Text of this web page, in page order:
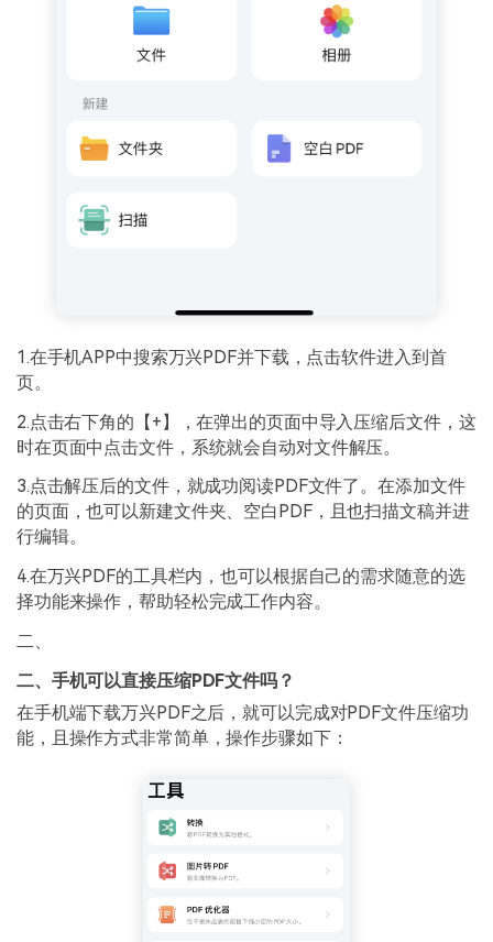
1.在手机APP中搜索万兴PDF并下载，点击软件进入到首
页。
2.点击右下角的【+】，在弹出的页面中导入压缩后文件，这
时在页面中点击文件，系统就会自动对文件解压。
3.点击解压后的文件，就成功阅读PDF文件了。在添加文件
的页面，也可以新建文件夹、空白PDF，且也扫描文稿并进
行编辑。
4.在万兴PDF的工具栏内，也可以根据自己的需求随意的选
择功能来操作，帮助轻松完成工作内容。
二、
二、手机可以直接压缩PDF文件吗？
在手机端下载万兴PDF之后，就可以完成对PDF文件压缩功
能，且操作方式非常简单，操作步骤如下：